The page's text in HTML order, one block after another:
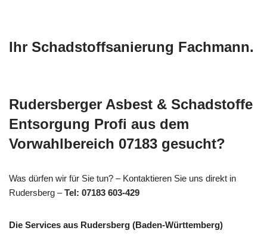
Ihr Schadstoffsanierung Fachmann.
Rudersberger Asbest & Schadstoffe
Entsorgung Profi aus dem
Vorwahlbereich 07183 gesucht?
Was dürfen wir für Sie tun? – Kontaktieren Sie uns direkt in
Rudersberg –Tel: 07183 603-429
Die Services aus Rudersberg (Baden-Württemberg)